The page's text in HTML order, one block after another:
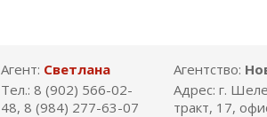
Агент: Светлана
Тел.: 8 (902) 566-02-
48, 8 (984) 277-63-07
Агентство:
Адрес: г.
тракт, 17,